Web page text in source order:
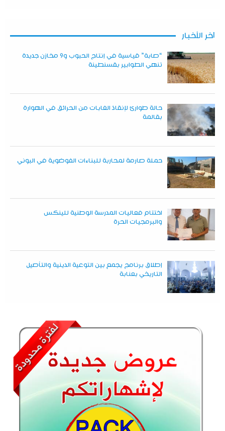
آخر الأخبار
“صابة” قياسية في إنتاج الحبوب و9 مخازن جديدة
تنهي الطوابير بقسنطينة
حالة طوارئ لإنقاذ الغابات من الحرائق في الهوارة
بقالمة
حملة صارمة لمحاربة للبناءات الفوضوية في البوني
اختتام فعاليات المدرسة الوطنية للينكس
والبرمجيات الحرة
إطلاق برنامج يجمع بين التوعية الدينية والتأصيل
التاريخي بعنابة